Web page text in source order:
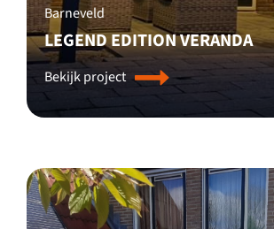
Barneveld
LEGEND EDITION VERANDA
Bekijk project